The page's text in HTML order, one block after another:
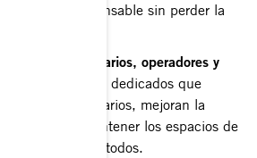
conductor responsable sin perder la
para concesionarios, operadores y
entrenamientos dedicados que
líderes comunitarios, mejoran la
y ayudan a mantener los espacios de
accesibles para todos.